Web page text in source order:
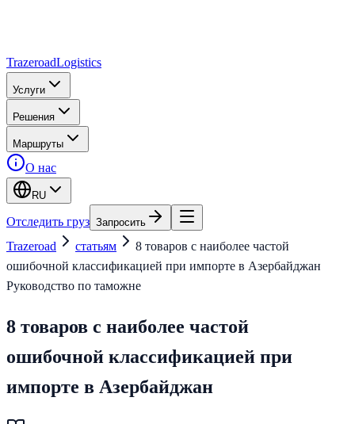
TrazeroadLogistics
Услуги
Решения
Маршруты
О нас
RU
Отследить груз Запросить
Trazeroad статьям
8 товаров с наиболее частой
ошибочной классификацией при импорте в Азербайджан
Руководство по таможне
8 товаров с наиболее частой
ошибочной классификацией при
импорте в Азербайджан